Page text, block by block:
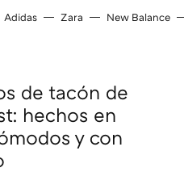
Adidas Zara New Balance
de tacón de
hechos en
y con